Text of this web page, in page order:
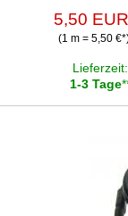
5,50
(1 m = 5,50
Lieferzeit:
1-3 Tage